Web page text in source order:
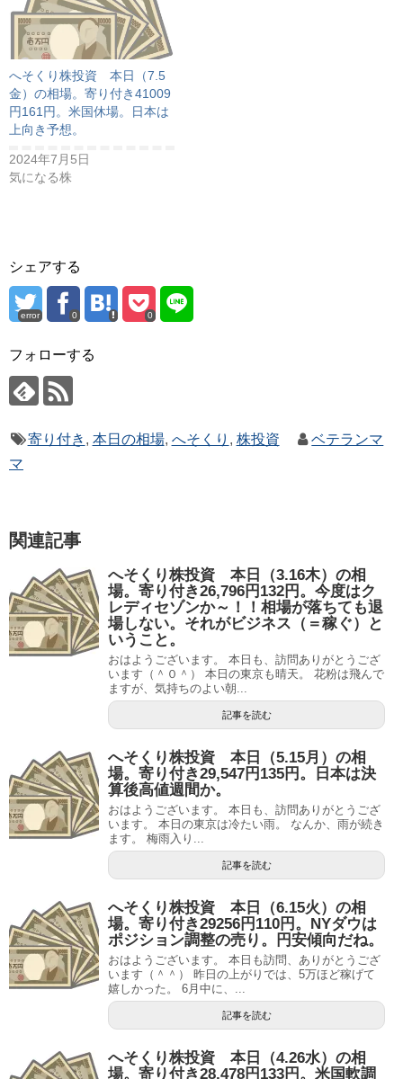
へそくり株投資 本日（7.5
金）の相場。寄り付き41009
円161円。米国休場。日本は
上向き予想。
2024年7月5日
気になる株
シェアする
error 0 0
フォローする
寄り付き , 本日の相場, へそくり , 株投資
ベテランマ
マ
関連記事
へそくり株投資 本日（3.16木）の相
場。寄り付き26,796円132円。今度はク
レディセゾンか～！！相場が落ちても退
場しない。それがビジネス（＝稼ぐ）と
いうこと。
おはようございます。 本日も、訪問ありがとうござ
います（＾０＾） 本日の東京も晴天。 花粉は飛んで
ますが、気持ちのよい朝...
記事を読む
へそくり株投資 本日（5.15月）の相
場。寄り付き29,547円135円。日本は決
算後高値週間か。
おはようございます。 本日も、訪問ありがとうござ
います。 本日の東京は冷たい雨。 なんか、雨が続き
ます。 梅雨入り...
記事を読む
へそくり株投資 本日（6.15火）の相
場。寄り付き29256円110円。NYダウは
ポジション調整の売り。円安傾向だね。
おはようございます。 本日も訪問、ありがとうござ
います（＾＾） 昨日の上がりでは、5万ほど稼げて
嬉しかった。 6月中に、...
記事を読む
へそくり株投資 本日（4.26水）の相
場。寄り付き28,478円133円。米国軟調